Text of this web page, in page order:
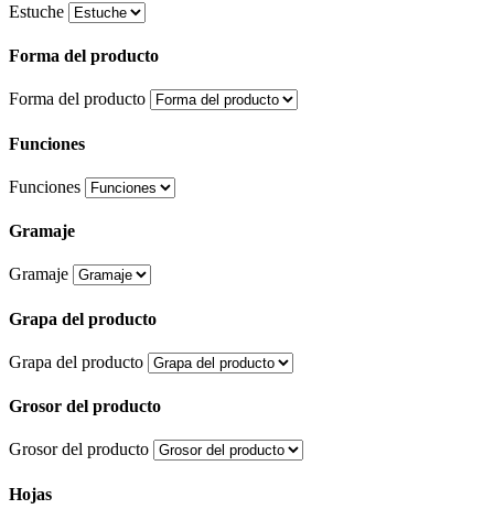
Estuche
Forma del producto
Forma del producto
Funciones
Funciones
Gramaje
Gramaje
Grapa del producto
Grapa del producto
Grosor del producto
Grosor del producto
Hojas